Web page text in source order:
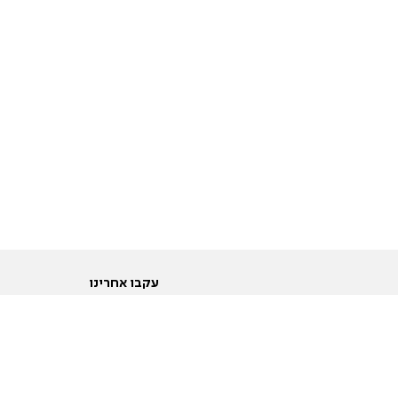
עקבו אחרינו